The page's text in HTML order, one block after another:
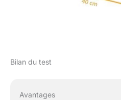
Bilan du test
Avantages